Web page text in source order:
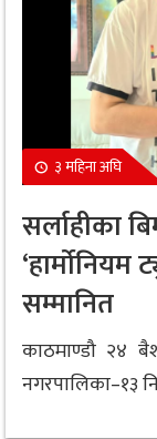
३ महिना अघि
सर्लाहीका
सम्मानित
काठमाण्डौ २४
नगरपालिका–१३